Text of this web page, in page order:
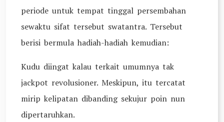
periode untuk tempat tinggal persembahan
sewaktu sifat tersebut swatantra. Tersebut
berisi bermula hadiah-hadiah kemudian:
Kudu diingat kalau terkait umumnya tak
jackpot revolusioner. Meskipun, itu tercatat
mirip kelipatan dibanding sekujur poin nun
dipertaruhkan.